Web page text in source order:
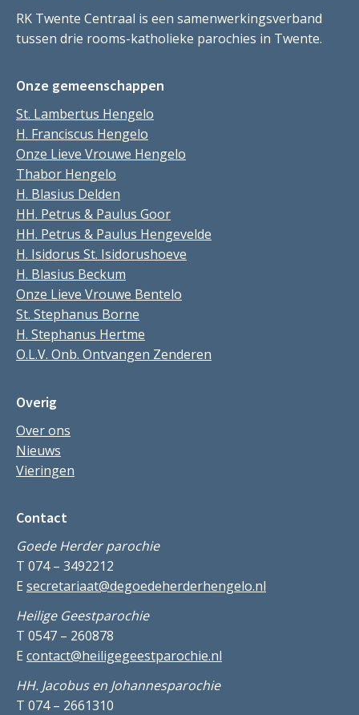
RK Twente Centraal is een samenwerkingsverband
tussen drie rooms-katholieke parochies in Twente.
Onze gemeenschappen
St. Lambertus Hengelo
H. Franciscus Hengelo
Onze Lieve Vrouwe Hengelo
Thabor Hengelo
H. Blasius Delden
HH. Petrus & Paulus Goor
HH. Petrus & Paulus Hengevelde
H. Isidorus St. Isidorushoeve
H. Blasius Beckum
Onze Lieve Vrouwe Bentelo
St. Stephanus Borne
H. Stephanus Hertme
O.L.V. Onb. Ontvangen Zenderen
Overig
Over ons
Nieuws
Vieringen
Contact
Goede Herder parochie
T 074 – 3492212
E secretariaat@degoedeherderhengelo.nl
Heilige Geestparochie
T 0547 – 260878
E contact@heiligegeestparochie.nl
HH. Jacobus en Johannesparochie
T 074 – 2661310